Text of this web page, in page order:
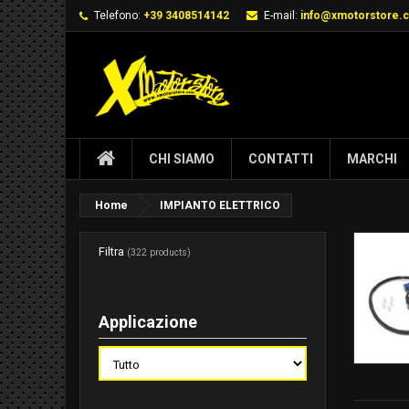
Telefono: +39 3408514142 E-mail:
CHI SIAMO CONTATTI MARCHI
Home IMPIANTO ELETTRICO
Filtra (322 products)
Applicazione